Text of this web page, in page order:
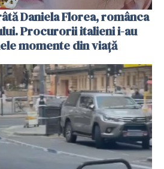
Daniela Florea, românca
Procurorii italieni i-au
momente din viață